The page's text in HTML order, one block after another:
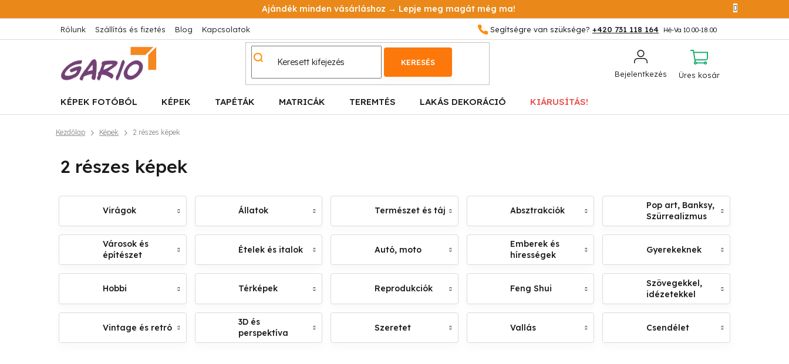
a
tartalomhoz
Ajándék minden vásárláshoz → Lepje meg magát még ma!
+420 731 118 164
Rólunk Szállítás és fizetés Blog Kapcsolatok
Bejelentkezés
KERESÉS
KOSÁR
Üres kosár
KÉPEK FOTÓBÓL KÉPEK TAPÉTÁK MATRICÁK TEREMTÉS LAKÁS DEKORÁCIÓ KIÁRUSÍTÁS!
Kezdőlap Képek 2 részes képek
2 részes képek
Virágok Állatok Természet és táj Absztrakciók
Pop art, Banksy,
Szürrealizmus
Városok és
építészet
Ételek és italok Autó, moto
Emberek és
hírességek
Gyerekeknek
Hobbi Térképek Reprodukciók Feng Shui
Szövegekkel,
idézetekkel
Vintage és retró
3D és
perspektíva
Szeretet Vallás Csendélet